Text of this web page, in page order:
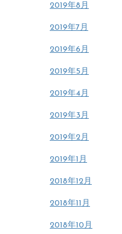
2019年8月
2019年7月
2019年6月
2019年5月
2019年4月
2019年3月
2019年2月
2019年1月
2018年12月
2018年11月
2018年10月